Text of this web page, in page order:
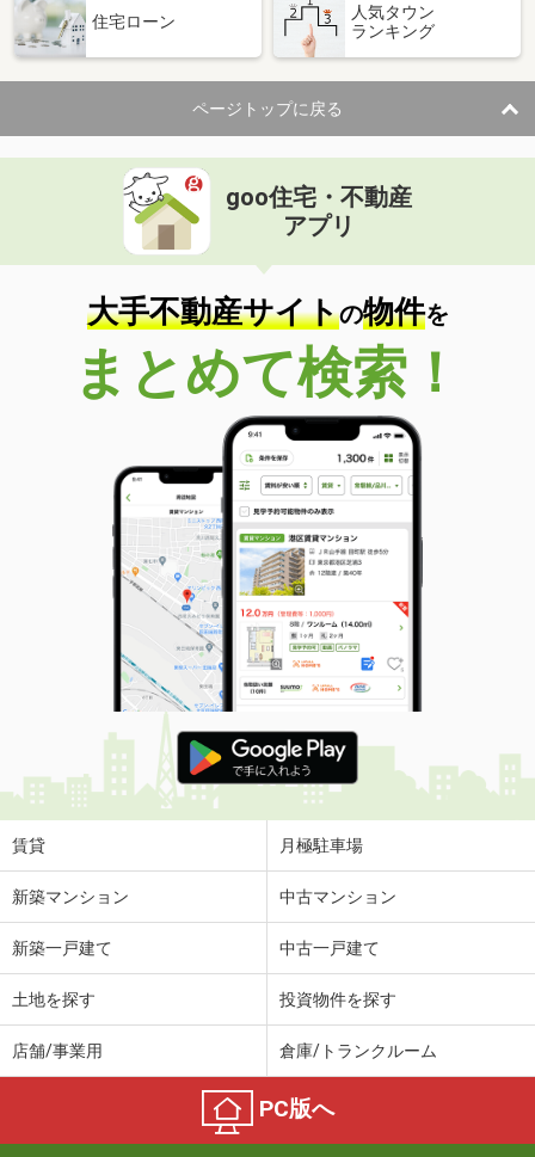
住宅ローン
人気タウン
ランキング
ページトップに戻る
goo住宅・不動産
アプリ
大手不動産サイトの物件を
まとめて検索！
賃貸 月極駐車場
新築マンション 中古マンション
新築一戸建て 中古一戸建て
土地を探す 投資物件を探す
店舗/事業用 倉庫/トランクルーム
PC版へ